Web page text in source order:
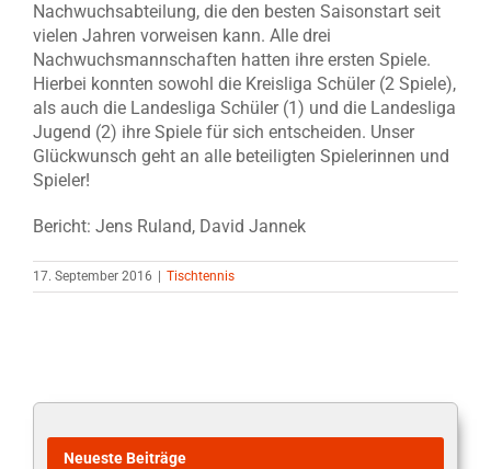
Nachwuchsabteilung, die den besten Saisonstart seit
vielen Jahren vorweisen kann. Alle drei
Nachwuchsmannschaften hatten ihre ersten Spiele.
Hierbei konnten sowohl die Kreisliga Schüler (2 Spiele),
als auch die Landesliga Schüler (1) und die Landesliga
Jugend (2) ihre Spiele für sich entscheiden. Unser
Glückwunsch geht an alle beteiligten Spielerinnen und
Spieler!
Bericht: Jens Ruland, David Jannek
17. September 2016 Tischtennis
Neueste Beiträge